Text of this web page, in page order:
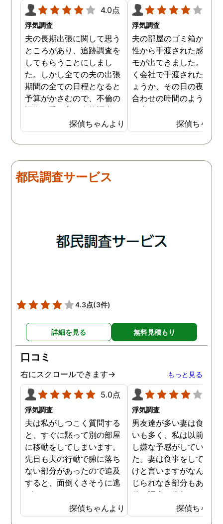
4.0点
浮気調査
夫の長期出張に関して思う
ところがあり、追跡調査を
してもらうことにしまし
た。しかし全ての夫の出張
期間の全ての日程となると
予算がかさむので、不倫の
証拠が手に入り次第調査を
打ち切ってもらう契約にし
ました。調査初日、その日
は夫は本当に仕事をしてい
目、夫は仕事を休みにして
おり、出張先で女性と1日
拠を手に入れることができ
探偵ちゃんより
浮気調査
夫の部屋のゴミ箱から、
性から手渡された感じの
モが出てきました。おそ
く会社で手渡されたので
ょうか、その日の夜の待
合わせの時間のようなも
が書かれていました。こ
時になんとなく嫌な予感
したので、夫の身辺調査
会社での過ごし方を探偵
探偵に夫の会社の場所を
れました。調査の結果、
す。探偵の説明は全て調
報告書にも書かれており
写真を確認することもで
ましたが、真実を知るこ
ができて良かったです。
探偵ちゃん
都民調査サービス
4.3点(3件)
詳細を見る 無料見積もり
口コミ
右にスクロールできます→ もっと見る
5.0点
浮気調査
夫は私がしつこく質問する
と、すぐに黙って別の部屋
に移動をしてしまいます。
先日も夫の行動で腑に落ち
ない部分があったので追及
すると、面倒くさそうに逃
げてしまいました。そこで
探偵に夫の行動について調
査をしてもらうと、やはり
探偵ちゃんより
浮気調査
男友達が多い妻は食事の
いも多く、私は以前から
し嫌な予感がしていまし
た。妻は食事をしている
けと言いますがなんとも
じられなき部分もあり、
偵に調査を依頼しました
妻は定期的に男友達と食
に出かけているため、調
探偵ちゃん